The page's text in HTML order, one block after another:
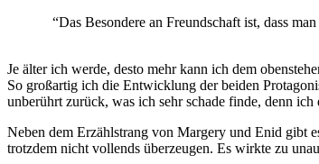
“Das Besondere an Freundschaft ist, dass
Je älter ich werde, desto mehr kann ich dem
So großartig ich die Entwicklung der beiden
unberührt zurück, was ich sehr schade finde, denn
Neben dem Erzählstrang von Margery und Enid gibt
trotzdem nicht vollends überzeugen. Es wirkte zu